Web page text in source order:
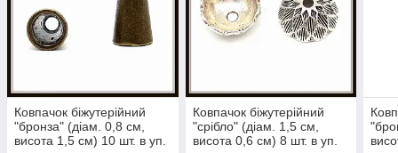
Ковпачок біжутерійний
"бронза" (діам. 0,8 см,
висота 1,5 см) 10 шт. в уп.
Ковпачок біжутерійний
"срібло" (діам. 1,5 см,
висота 0,6 см) 8 шт. в уп.